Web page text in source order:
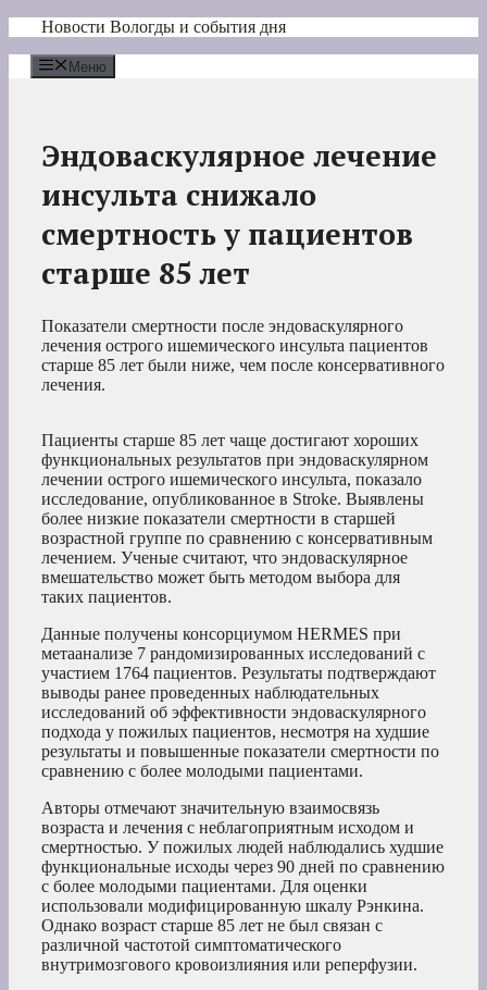
Перейти
содержимому
Новости Вологды и события дня
Меню
Эндоваскулярное лечение
инсульта снижало
смертность у пациентов
старше 85 лет
Показатели смертности после эндоваскулярного
лечения острого ишемического инсульта пациентов
старше 85 лет были ниже, чем после консервативного
лечения.
Пациенты старше 85 лет чаще достигают хороших
функциональных результатов при эндоваскулярном
лечении острого ишемического инсульта, показало
исследование, опубликованное в Stroke. Выявлены
более низкие показатели смертности в старшей
возрастной группе по сравнению с консервативным
лечением. Ученые считают, что эндоваскулярное
вмешательство может быть методом выбора для
таких пациентов.
Данные получены консорциумом HERMES при
метаанализе 7 рандомизированных исследований с
участием 1764 пациентов. Результаты подтверждают
выводы ранее проведенных наблюдательных
исследований об эффективности эндоваскулярного
подхода у пожилых пациентов, несмотря на худшие
результаты и повышенные показатели смертности по
сравнению с более молодыми пациентами.
Авторы отмечают значительную взаимосвязь
возраста и лечения с неблагоприятным исходом и
смертностью. У пожилых людей наблюдались худшие
функциональные исходы через 90 дней по сравнению
с более молодыми пациентами. Для оценки
использовали модифицированную шкалу Рэнкина.
Однако возраст старше 85 лет не был связан с
различной частотой симптоматического
внутримозгового кровоизлияния или реперфузии.